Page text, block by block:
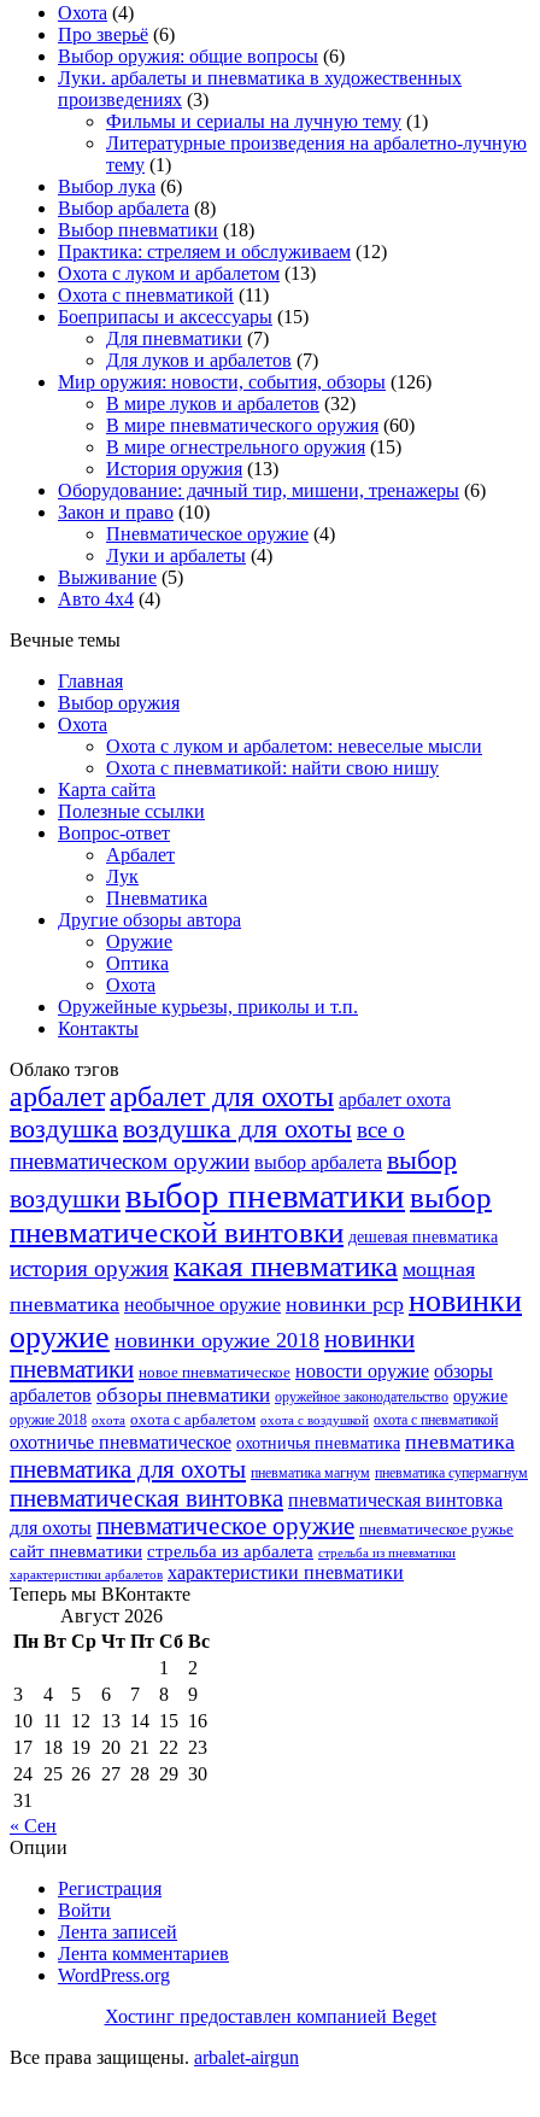
Охота (4)
Про зверьё (6)
Выбор оружия: общие вопросы (6)
Луки. арбалеты и пневматика в художественных
произведениях (3)
Фильмы и сериалы на лучную тему (1)
Литературные произведения на арбалетно-лучную
тему (1)
Выбор лука (6)
Выбор арбалета (8)
Выбор пневматики (18)
Практика: стреляем и обслуживаем (12)
Охота с луком и арбалетом (13)
Охота с пневматикой (11)
Боеприпасы и аксессуары (15)
Для пневматики (7)
Для луков и арбалетов (7)
Мир оружия: новости, события, обзоры (126)
В мире луков и арбалетов (32)
В мире пневматического оружия (60)
В мире огнестрельного оружия (15)
История оружия (13)
Оборудование: дачный тир, мишени, тренажеры (6)
Закон и право (10)
Пневматическое оружие (4)
Луки и арбалеты (4)
Выживание (5)
Авто 4х4 (4)
Вечные темы
Главная
Выбор оружия
Охота
Охота с луком и арбалетом: невеселые мысли
Охота с пневматикой: найти свою нишу
Карта сайта
Полезные ссылки
Вопрос-ответ
Арбалет
Лук
Пневматика
Другие обзоры автора
Оружие
Оптика
Охота
Оружейные курьезы, приколы и т.п.
Контакты
Облако тэгов
арбалетарбалет для охоты арбалет охота
воздушка воздушка для охотывсе о
пневматическом оружии выбор арбалета выбор
воздушкивыбор пневматикивыбор
пневматической винтовки дешевая пневматика
история оружиякакая пневматика мощная
пневматика необычное оружие новинки pcp новинки
оружие новинки оружие 2018 новинки
пневматики новое пневматическое новости оружие обзоры
арбалетов обзоры пневматики оружейное законодательство оружие
оружие 2018 охота охота с арбалетом охота с воздушкой охота с пневматикой
охотничье пневматическое охотничья пневматика пневматика
пневматика для охоты пневматика магнум пневматика супермагнум
пневматическая винтовка пневматическая винтовка
для охоты пневматическое оружие пневматическое ружье
сайт пневматики стрельба из арбалета стрельба из пневматики
характеристики арбалетов характеристики пневматики
Теперь мы ВКонтакте
Август 2026
Пн Вт Ср Чт Пт Сб Вс
1
2
3
4 5 6 7 8
9
10 11 12 13 14 15 16
17 18 19 20 21 22 23
24 25 26 27 28 29 30
31
« Сен
Опции
Регистрация
Войти
Лента записей
Лента комментариев
WordPress.org
Хостинг предоставлен компанией Beget
Все права защищены. arbalet-airgun